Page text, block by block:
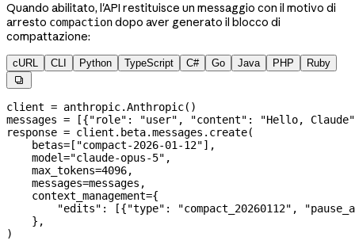
Quando abilitato, l'API restituisce un messaggio con il motivo di
arresto compactiondopo aver generato il blocco di
compattazione:
cURL CLI Python TypeScript C# Go Java PHP Ruby

client = anthropic.Anthropic()
messages = [{"role" : "user" , "content" :
"Hello, Claude"
response = client.beta.messages.create(
    betas
= [ "compact-2026-01-12"],
    model
="claude-opus-5" ,
    max_tokens
=4096,
    messages
=messages,
    context_management
={
        "edits"
: [{"type" : "compact_20260112" ,
    },
)